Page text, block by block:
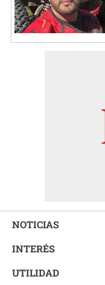
NOTICIAS
INTERÉS
UTILIDAD